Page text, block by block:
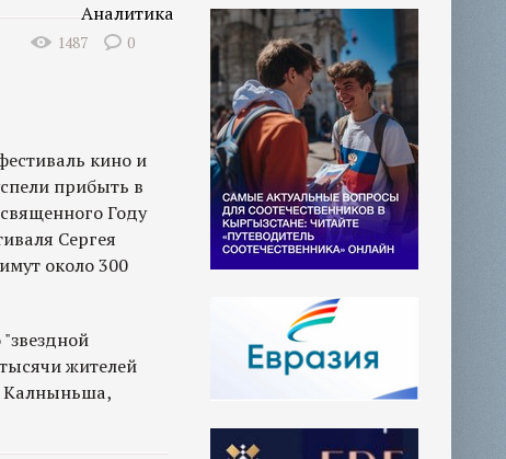
Аналитика
1487 0
кино и
прибыть в
Году
Сергея
около 300
жителей
Калныньша,